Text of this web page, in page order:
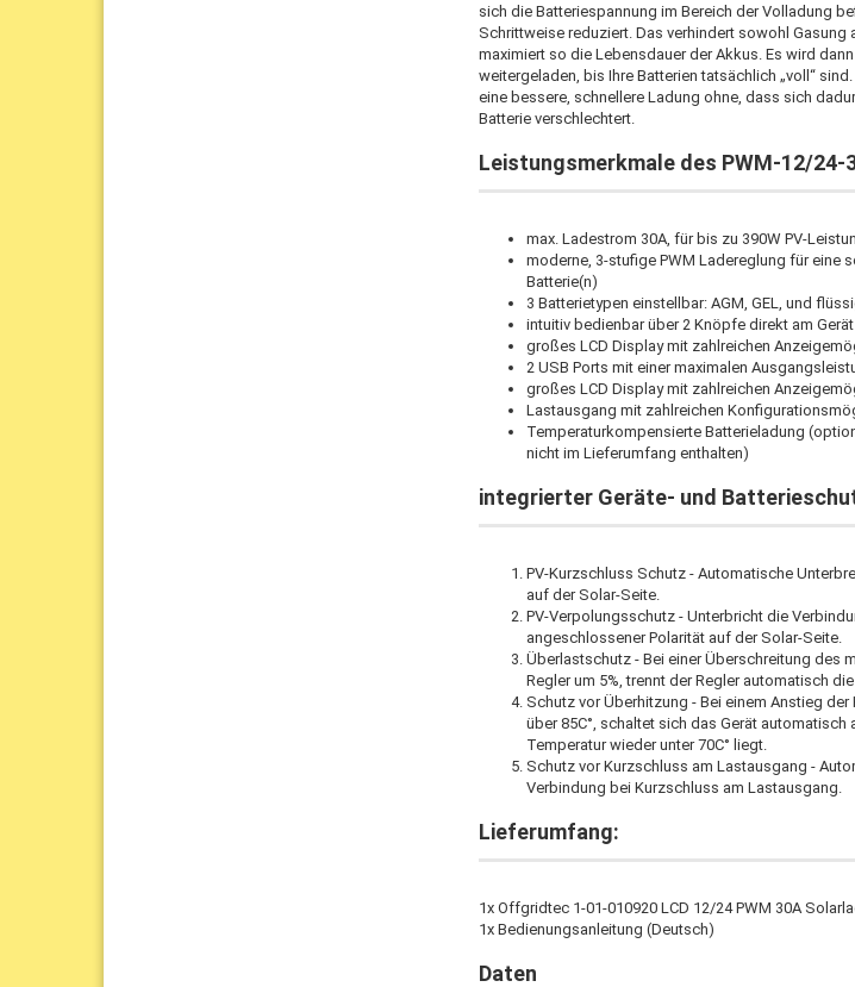
sich die Batteriespannung im Bereich der Volladung
Schrittweise reduziert. Das verhindert sowohl Gasung
maximiert so die Lebensdauer der Akkus. Es wird
weitergeladen, bis Ihre Batterien tatsächlich „voll“
eine bessere, schnellere Ladung ohne, dass sich
Batterie verschlechtert.
Leistungsmerkmale des PWM-12/24-
max. Ladestrom 30A, für bis zu 390W PV-
moderne, 3-stufige PWM Ladereglung für eine
Batterie(n)
3 Batterietypen einstellbar: AGM, GEL, und
intuitiv bedienbar über 2 Knöpfe direkt am Gerät
großes LCD Display mit zahlreichen
2 USB Ports mit einer maximalen
großes LCD Display mit zahlreichen
Lastausgang mit zahlreichen
Temperaturkompensierte Batterieladung
nicht im Lieferumfang enthalten)
integrierter Geräte- und
PV-Kurzschluss Schutz - Automatische
auf der Solar-Seite.
PV-Verpolungsschutz - Unterbricht die
angeschlossener Polarität auf der Solar-Seite.
Überlastschutz - Bei einer Überschreitung des
Regler um 5%, trennt der Regler automatisch
Schutz vor Überhitzung - Bei einem Anstieg
über 85C°, schaltet sich das Gerät
Temperatur wieder unter 70C° liegt.
Schutz vor Kurzschluss am Lastausgang -
Verbindung bei Kurzschluss am Lastausgang.
Lieferumfang:
1x Offgridtec 1-01-010920 LCD 12/24 PWM 30A
1x Bedienungsanleitung (Deutsch)
Daten